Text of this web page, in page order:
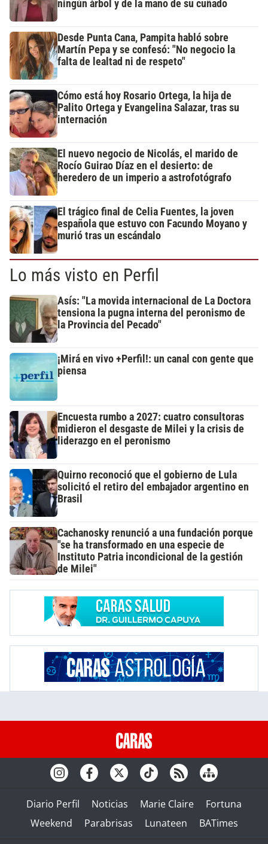
ningún árbol y de la mano de su cuñado
Desde Punta Cana, Pampita habló sobre
Martín Pepa y se confesó: "No negocio la
falta de lealtad ni de respeto"
Cómo está hoy Rosario Ortega, la hija de
Palito Ortega y Evangelina Salazar, tras su
internación
El nuevo negocio de Nicolás, el marido de
Rocío Guirao Díaz en el desierto: de
heredero de un imperio a astrofotógrafo
El trágico final de Celia Fuentes, la joven
española que estuvo con Facundo Moyano y
murió tras un escándalo
Lo más visto en Perfil
Asís: "La movida internacional de La Doctora
tensiona la pugna interna del peronismo de
la Provincia del Pecado"
¡Mirá en vivo +Perfil!: un canal con gente que
piensa
Encuesta rumbo a 2027: cuatro consultoras
midieron el desgaste de Milei y la crisis de
liderazgo en el peronismo
Quirno reconoció que el gobierno de Lula
solicitó el retiro del embajador argentino en
Brasil
Cachanosky renunció a una fundación porque
"se ha transformado en una especie de
Instituto Patria incondicional de la gestión
de Milei"
Diario Perfil Noticias Marie Claire
Fortuna
Weekend
Parabrisas Lunateen BATimes